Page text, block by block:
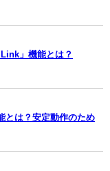
」機能とは？
とは？安定動作のため